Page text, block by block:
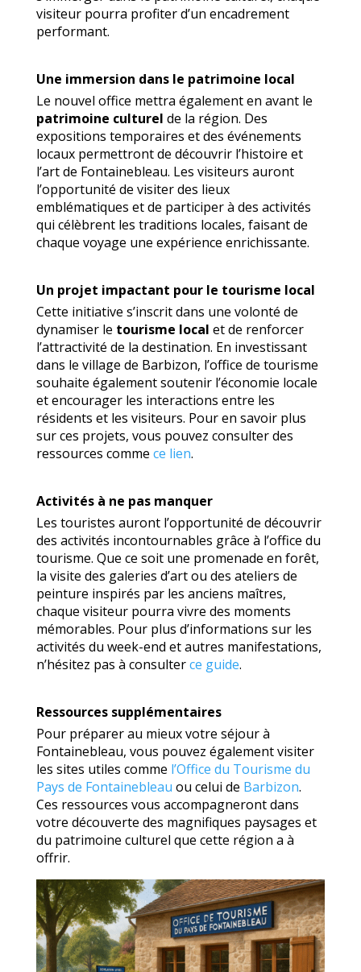
visiteur pourra profiter d’un encadrement
performant.
Une immersion dans le patrimoine local
Le nouvel office mettra également en avant le
patrimoine culturel de la région. Des
expositions temporaires et des événements
locaux permettront de découvrir l’histoire et
l’art de Fontainebleau. Les visiteurs auront
l’opportunité de visiter des lieux
emblématiques et de participer à des activités
qui célèbrent les traditions locales, faisant de
chaque voyage une expérience enrichissante.
Un projet impactant pour le tourisme local
Cette initiative s’inscrit dans une volonté de
dynamiser le tourisme local et de renforcer
l’attractivité de la destination. En investissant
dans le village de Barbizon, l’office de tourisme
souhaite également soutenir l’économie locale
et encourager les interactions entre les
résidents et les visiteurs. Pour en savoir plus
sur ces projets, vous pouvez consulter des
ressources comme ce lien.
Activités à ne pas manquer
Les touristes auront l’opportunité de découvrir
des activités incontournables grâce à l’office du
tourisme. Que ce soit une promenade en forêt,
la visite des galeries d’art ou des ateliers de
peinture inspirés par les anciens maîtres,
chaque visiteur pourra vivre des moments
mémorables. Pour plus d’informations sur les
activités du week-end et autres manifestations,
n’hésitez pas à consulterce guide.
Ressources supplémentaires
Pour préparer au mieux votre séjour à
Fontainebleau, vous pouvez également visiter
les sites utiles comme l’Office du Tourisme du
Pays de Fontainebleau ou celui de Barbizon.
Ces ressources vous accompagneront dans
votre découverte des magnifiques paysages et
du patrimoine culturel que cette région a à
offrir.